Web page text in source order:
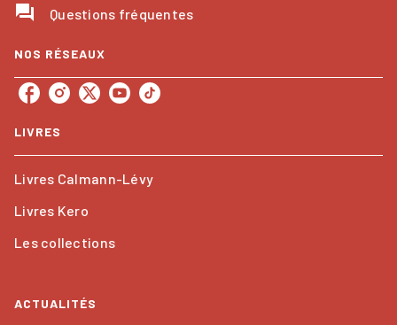
question_answer Questions fréquentes
NOS RÉSEAUX
LIVRES
Livres Calmann-Lévy
Livres Kero
Les collections
ACTUALITÉS